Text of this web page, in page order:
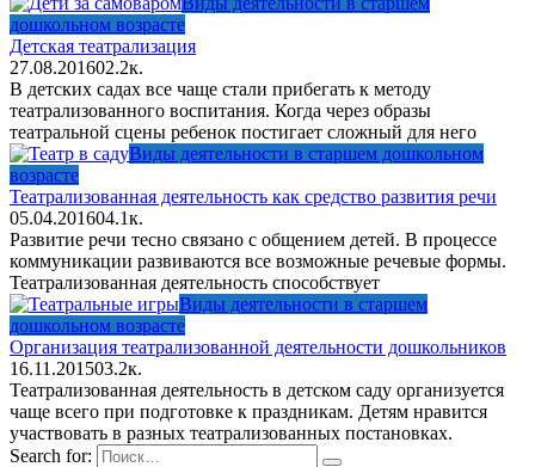
дошкольном возрасте
Детская театрализация
27.08.201602.2к.
В детских садах все чаще стали прибегать к методу
театрализованного воспитания. Когда через образы
театральной сцены ребенок постигает сложный для него
Виды деятельности в старшем дошкольном
возрасте
Театрализованная деятельность как средство развития речи
05.04.201604.1к.
Развитие речи тесно связано с общением детей. В процессе
коммуникации развиваются все возможные речевые формы.
Театрализованная деятельность способствует
Виды деятельности в старшем
дошкольном возрасте
Организация театрализованной деятельности дошкольников
16.11.201503.2к.
Театрализованная деятельность в детском саду организуется
чаще всего при подготовке к праздникам. Детям нравится
участвовать в разных театрализованных постановках.
Search for: